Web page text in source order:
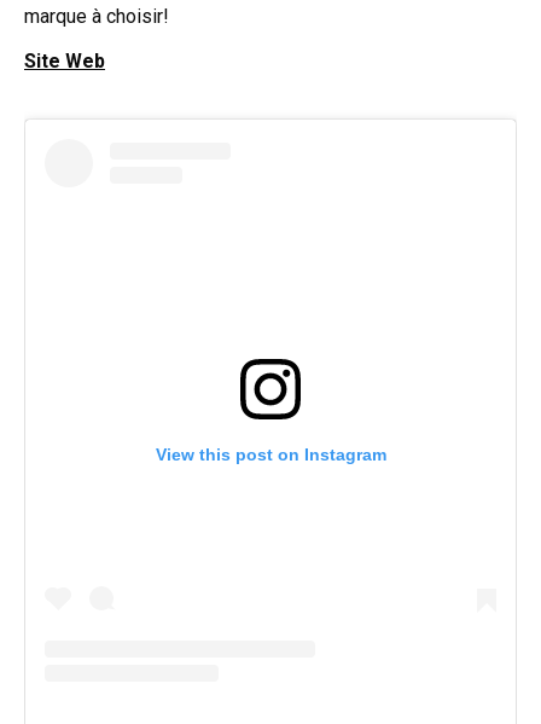
marque à choisir!
Site Web
View this post on Instagram